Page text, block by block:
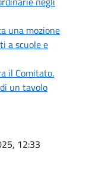
una mozione
a scuole e
il Comitato.
un tavolo
12:33